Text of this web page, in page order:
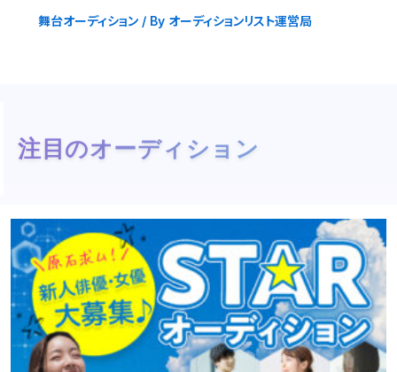
舞台オーディション/ By オーディションリスト運営局
注目のオーディション